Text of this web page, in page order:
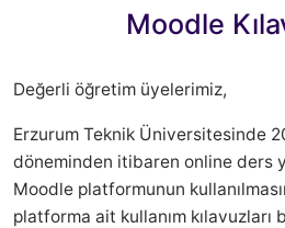
Moodle
Değerli öğretim üyelerimiz,
Erzurum Teknik Üniversitesinde
döneminden itibaren online ders
Moodle platformunun
platforma ait kullanım kılavuzları